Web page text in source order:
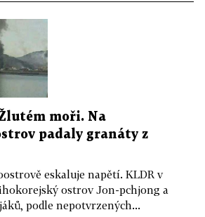
moři. Na
padaly granáty z
eskaluje napětí. KLDR v
ostrov Jon-pchjong a
podle nepotvrzených...